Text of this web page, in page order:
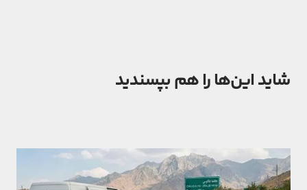
شاید این‌ها را هم بپسندید